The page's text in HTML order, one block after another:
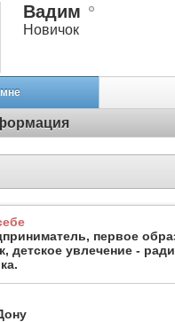
Вадим
Новичок
первое
детское увлечение -